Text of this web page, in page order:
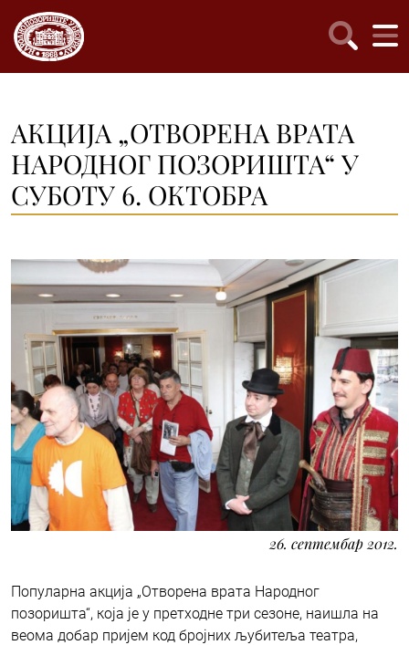
АКЦИЈА „ОТВОРЕНА ВРАТА
НАРОДНОГ ПОЗОРИШТА“ У
СУБОТУ 6. ОКТОБРА
26. септембар 2012.
Популарна акција „Отворена врата Народног
позоришта“, која је у претходне три сезоне, наишла на
веома добар пријем код бројних љубитеља театра,